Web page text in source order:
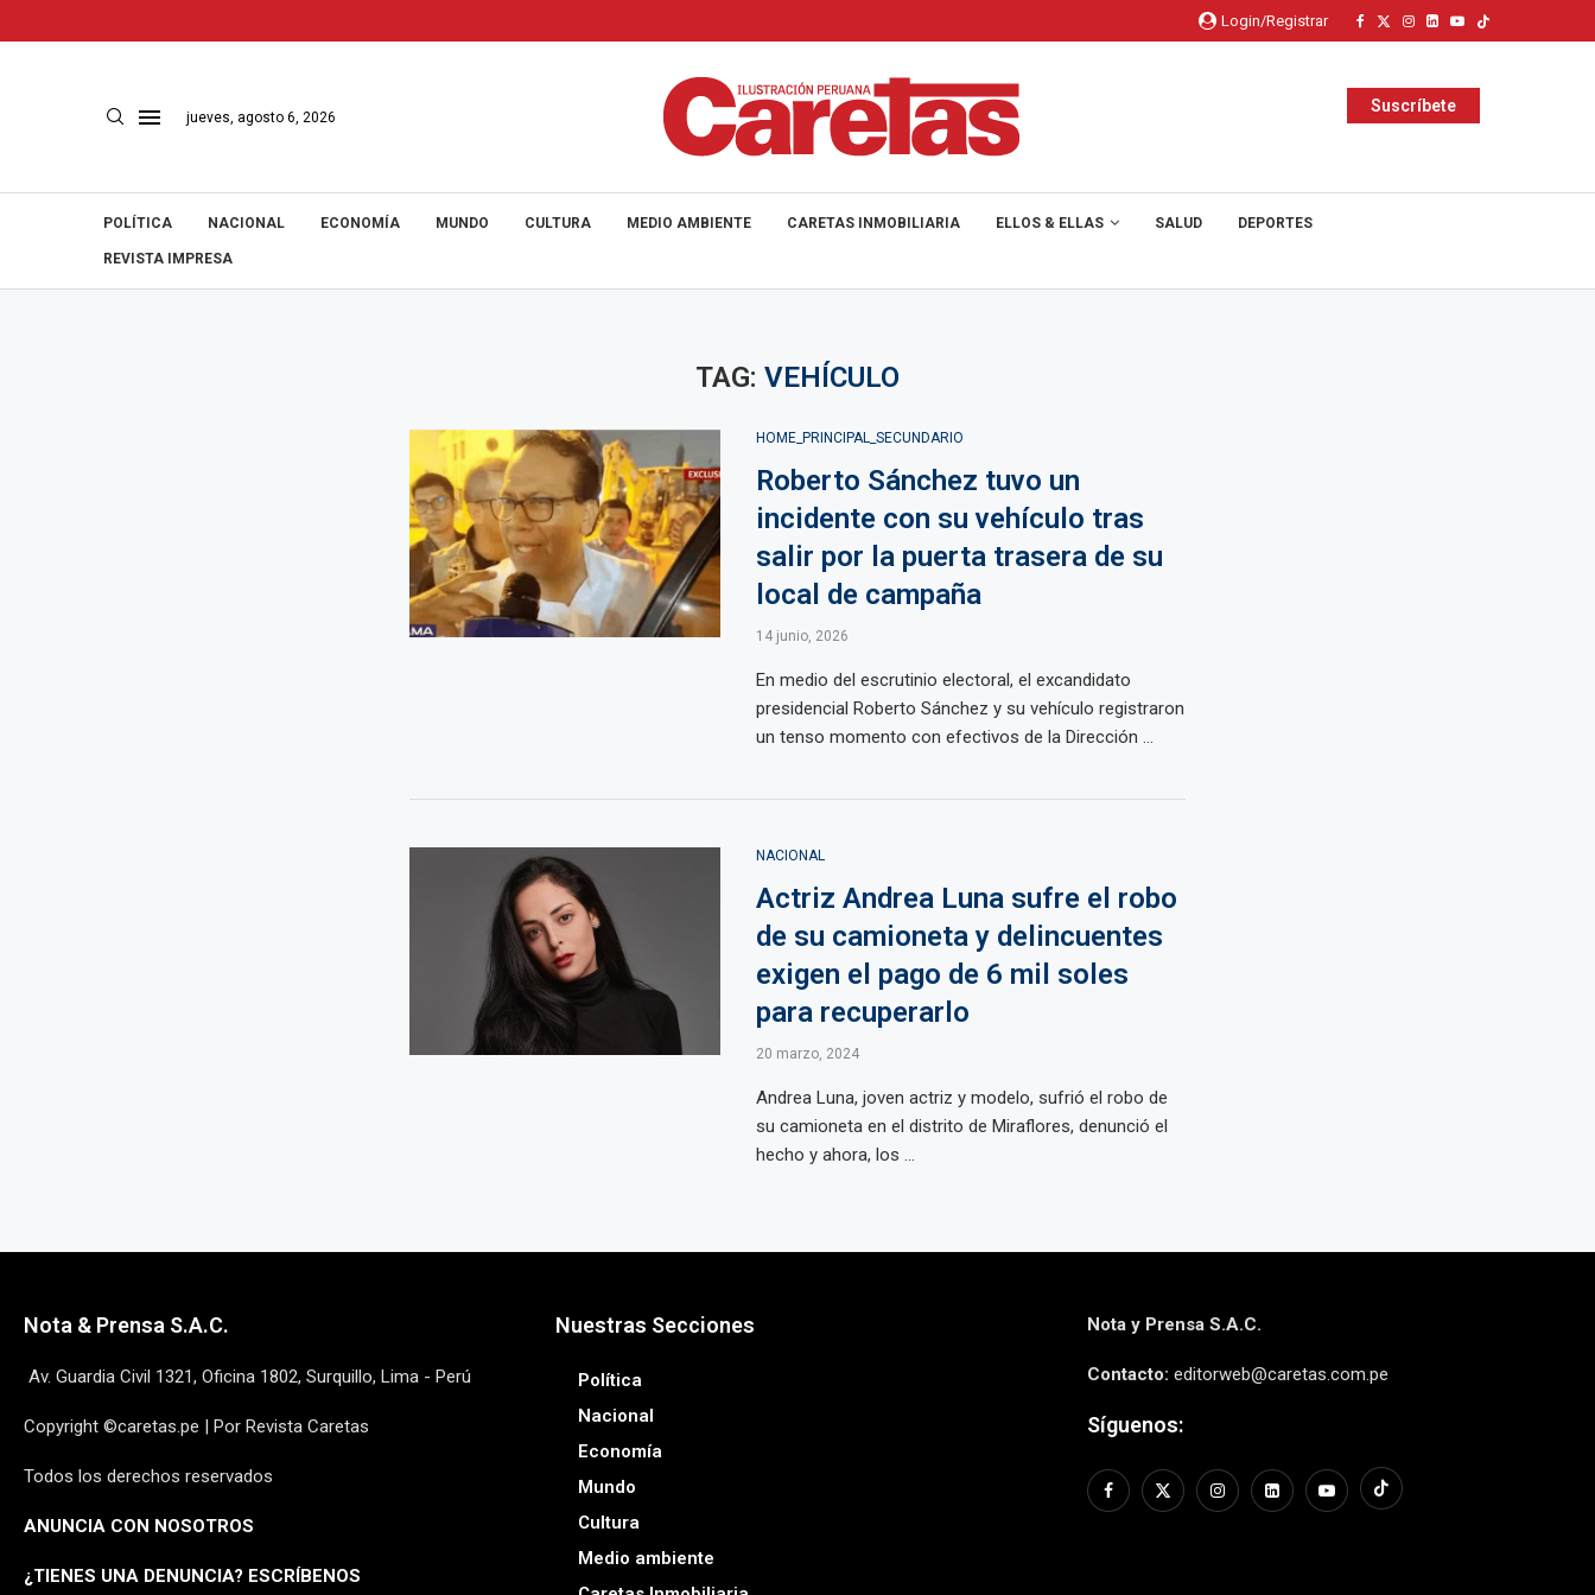
Login/Registrar
jueves, agosto 6, 2026
Suscríbete
POLÍTICA NACIONAL ECONOMÍA MUNDO CULTURA MEDIO AMBIENTE CARETAS INMOBILIARIA ELLOS & ELLAS SALUD DEPORTES
REVISTA IMPRESA
TAG: VEHÍCULO
HOME_PRINCIPAL_SECUNDARIO
Roberto Sánchez tuvo un
incidente con su vehículo tras
salir por la puerta trasera de su
local de campaña
14 junio, 2026
En medio del escrutinio electoral, el excandidato
presidencial Roberto Sánchez y su vehículo registraron
un tenso momento con efectivos de la Dirección ...
NACIONAL
Actriz Andrea Luna sufre el robo
de su camioneta y delincuentes
exigen el pago de 6 mil soles
para recuperarlo
20 marzo, 2024
Andrea Luna, joven actriz y modelo, sufrió el robo de
su camioneta en el distrito de Miraflores, denunció el
hecho y ahora, los ...
Nota & Prensa S.A.C.
Av. Guardia Civil 1321, Oficina 1802, Surquillo, Lima - Perú
Copyright ©caretas.pe | Por Revista Caretas
Todos los derechos reservados
ANUNCIA CON NOSOTROS
¿TIENES UNA DENUNCIA? ESCRÍBENOS
Nuestras Secciones
Política
Nacional
Economía
Mundo
Cultura
Medio ambiente
Nota y Prensa S.A.C.
Contacto: editorweb@caretas.com.pe
Síguenos: